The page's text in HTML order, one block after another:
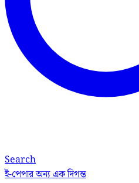
Search
ই-পেপারঅন্য এক দিগন্ত